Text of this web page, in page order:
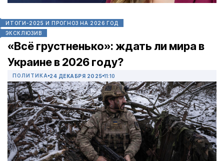
ИТОГИ-2025 И ПРОГНОЗ НА 2026 ГОД
ЭКСКЛЮЗИВ
«Всё грустненько»: ждать ли мира в
Украине в 2026 году?
ПОЛИТИКА 24 ДЕКАБРЯ 2025 11:10